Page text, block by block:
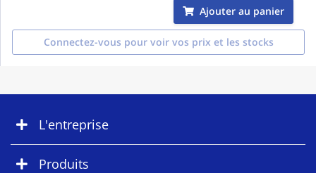
Ajouter au panier
Connectez-vous pour voir vos prix et les stocks
L'entreprise
Produits